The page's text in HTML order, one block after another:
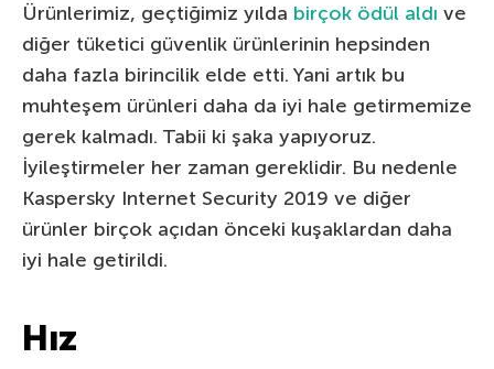
Ürünlerimiz, geçtiğimiz yılda birçok ödül aldı ve
diğer tüketici güvenlik ürünlerinin hepsinden
daha fazla birincilik elde etti. Yani artık bu
muhteşem ürünleri daha da iyi hale getirmemize
gerek kalmadı. Tabii ki şaka yapıyoruz.
İyileştirmeler her zaman gereklidir. Bu nedenle
Kaspersky Internet Security 2019 ve diğer
ürünler birçok açıdan önceki kuşaklardan daha
iyi hale getirildi.
Hız